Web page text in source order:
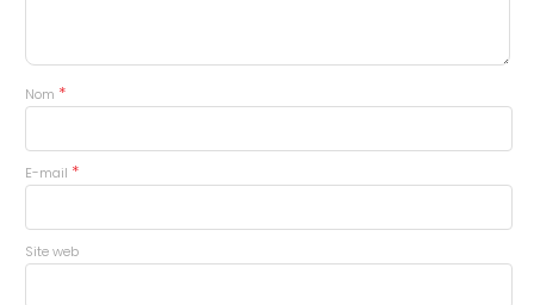
Nom *
E-mail *
Site web